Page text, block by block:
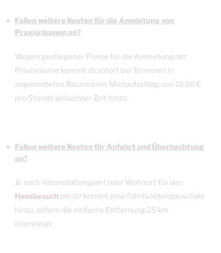
Fallen weitere Kosten für die Anmietung von
Praxisräumen an?
Wegen gestiegener Preise für die Anmietung der
Praxisräume kommt ab sofort bei Terminen in
angemieteten Räumen ein Mietaufschlag von 10,00 €
pro Stunde gebuchter Zeit hinzu.
Fallen weitere Kosten für Anfahrt und Übernachtung
an?
Je nach Veranstaltungsort oder Wohnort für den
Hausbesuch bei dir kommt eine Fahrtkostenpauschale
hinzu, sofern die einfache Entfernung 25 km
übersteigt: